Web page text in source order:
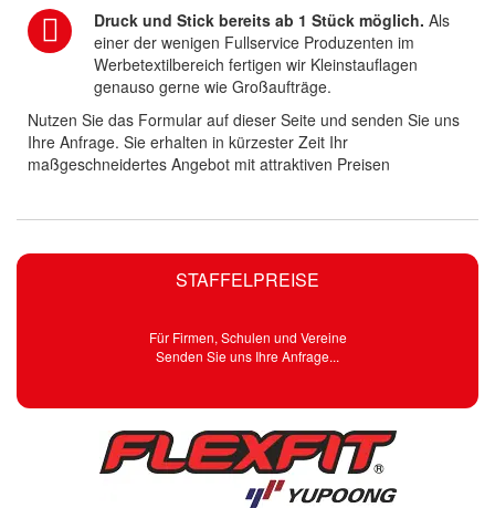
STAFFELPREISE
Für Firmen, Schulen und Vereine
Senden Sie uns Ihre Anfrage...
Druck und Stick bereits ab 1 Stück möglich. Als
einer der wenigen Fullservice Produzenten im
Werbetextilbereich fertigen wir Kleinstauflagen
genauso gerne wie Großaufträge.
Nutzen Sie das Formular auf dieser Seite und senden Sie uns
Ihre Anfrage. Sie erhalten in kürzester Zeit Ihr
maßgeschneidertes Angebot mit attraktiven Preisen